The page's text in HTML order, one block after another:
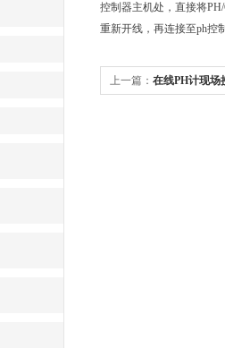
控制器主机处，直接将
重新开线，再连接至ph控
上一篇： 在线PH计现场